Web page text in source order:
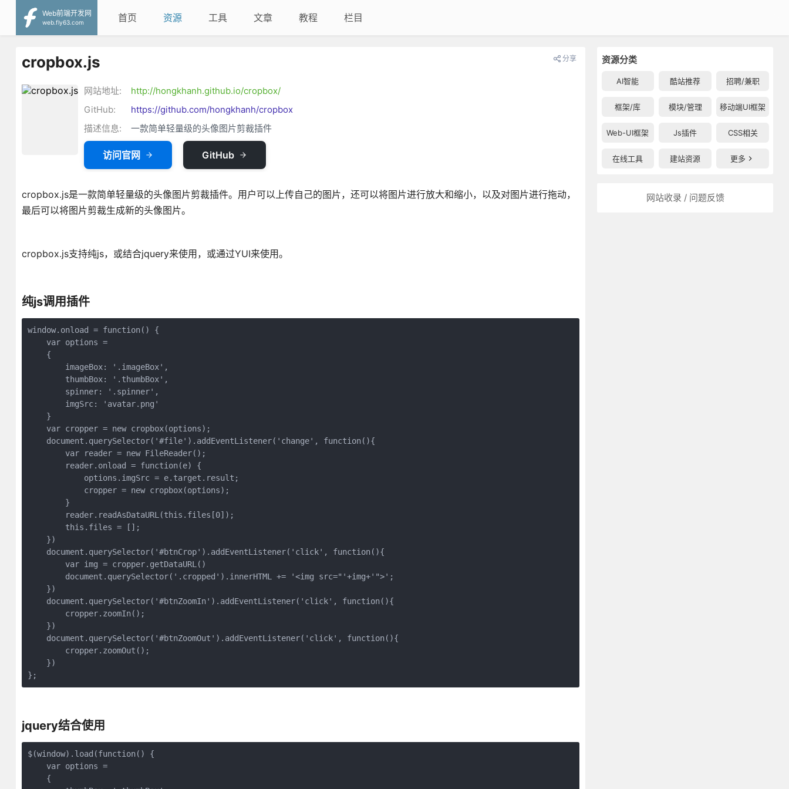
Web前端开发网
web.fly63.com
首页 资源 工具 文章 教程 栏目
资源分类
AI智能 酷站推荐 招聘/兼职
框架/库 模块/管理 移动端UI框架
Web-UI框架 Js插件 CSS相关
在线工具 建站资源 更多
网站收录 / 问题反馈
cropbox.js 分享
网站地址:
http://hongkhanh.github.io/cropbox/
GitHub:
https://github.com/hongkhanh/cropbox
描述信息:
一款简单轻量级的头像图片剪裁插件
访问官网 GitHub
cropbox.js是一款简单轻量级的头像图片剪裁插件。用户可以上传自己的图片，还可以将图片进行放大和缩小，以及对图片进行拖动，
最后可以将图片剪裁生成新的头像图片。
cropbox.js支持纯js，或结合jquery来使用，或通过YUI来使用。
纯js调用插件
window.onload = function() {
    var options =
    {
        imageBox: '.imageBox',
        thumbBox: '.thumbBox',
        spinner: '.spinner',
        imgSrc: 'avatar.png'
    }
    var cropper = new cropbox(options);
    document.querySelector('#file').addEventListener('change', function(){
        var reader = new FileReader();
        reader.onload = function(e) {
            options.imgSrc = e.target.result;
            cropper = new cropbox(options);
        }
        reader.readAsDataURL(this.files[0]);
        this.files = [];
    })
    document.querySelector('#btnCrop').addEventListener('click', function(){
        var img = cropper.getDataURL()
        document.querySelector('.cropped').innerHTML += '<img src="'+img+'">';
    })
    document.querySelector('#btnZoomIn').addEventListener('click', function(){
        cropper.zoomIn();
    })
    document.querySelector('#btnZoomOut').addEventListener('click', function(){
        cropper.zoomOut();
    })
};
jquery结合使用
$(window).load(function() {
    var options =
    {